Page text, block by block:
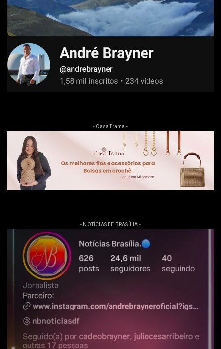
- Casa Trama -
- NOTÍCIAS DE BRASÍLIA -